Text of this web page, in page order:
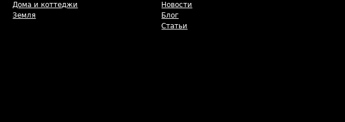
Дома и коттеджи
Земля
Новости
Блог
Статьи